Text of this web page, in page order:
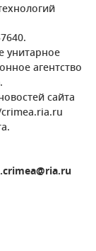
унитарное
агентство
сайта